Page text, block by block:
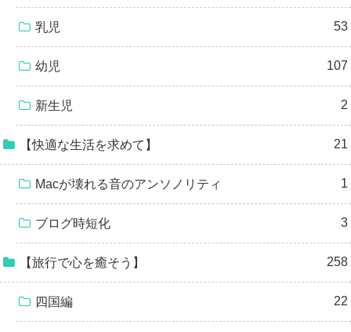
乳児 53
幼児 107
新生児 2
【快適な生活を求めて】 21
Macが壊れる音のアンソノリティ 1
ブログ時短化 3
【旅行で心を癒そう】 258
四国編 22